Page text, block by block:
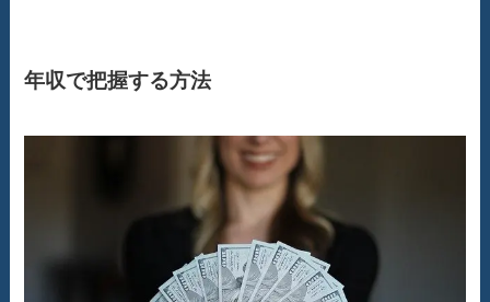
年収で把握する方法